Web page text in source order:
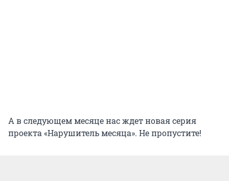
А в следующем месяце нас ждет новая серия
проекта «Нарушитель месяца». Не пропустите!